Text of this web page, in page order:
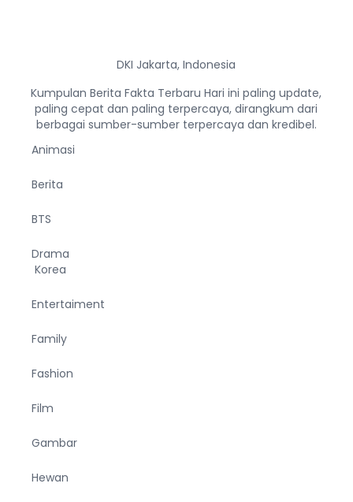
DKI Jakarta, Indonesia
Kumpulan Berita Fakta Terbaru Hari ini paling update,
paling cepat dan paling terpercaya, dirangkum dari
berbagai sumber-sumber terpercaya dan kredibel.
Animasi
Berita
BTS
Drama
Korea
Entertaiment
Family
Fashion
Film
Gambar
Hewan